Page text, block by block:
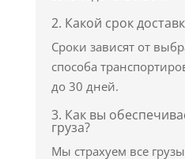
2. Какой срок
Сроки зависят от
способа
до 30 дней.
3. Как вы
груза?
Мы страхуем все